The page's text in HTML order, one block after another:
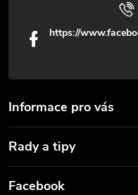
Informace pro vás
Rady a tipy
https://
Facebook